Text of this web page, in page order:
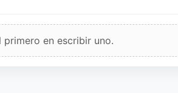
primero en escribir uno.